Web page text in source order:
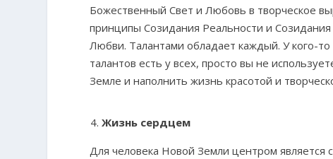
Божественный Свет и Любовь в творческое
принципы Созидания Реальности и
Любви. Талантами обладает каждый. У кого-
талантов есть у всех, просто вы не
Земле и наполнить жизнь красотой и
Жизнь сердцем
Для человека Новой Земли центром является